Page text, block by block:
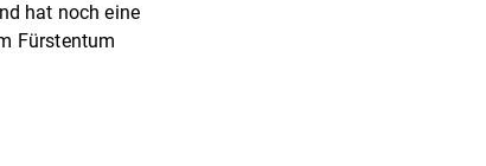
hat noch eine
Fürstentum